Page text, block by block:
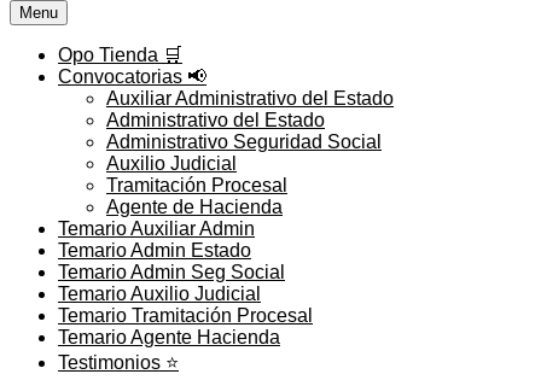
Menu
Opo Tienda 🛒
Convocatorias 📢
Auxiliar Administrativo del Estado
Administrativo del Estado
Administrativo Seguridad Social
Auxilio Judicial
Tramitación Procesal
Agente de Hacienda
Temario Auxiliar Admin
Temario Admin Estado
Temario Admin Seg Social
Temario Auxilio Judicial
Temario Tramitación Procesal
Temario Agente Hacienda
Testimonios ⭐️